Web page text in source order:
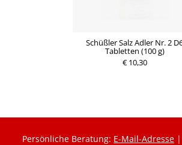
Schüßler Salz Adler Nr. 2
Tabletten (100 g)
€ 10,30
Persönliche Beratung: E-Mail-Adresse |